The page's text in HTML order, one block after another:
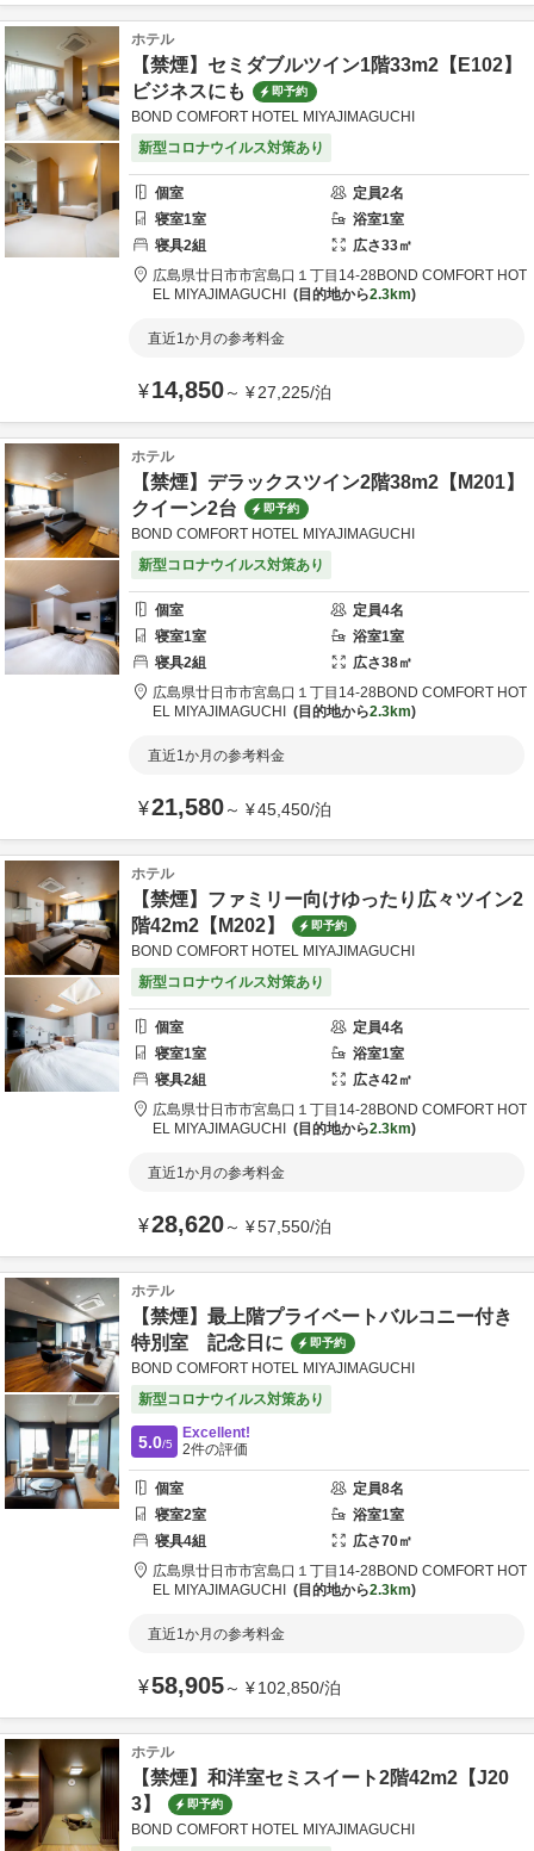
ホテル
【禁煙】セミダブルツイン1階33m2【E102】
ビジネスにも
即予約
BOND COMFORT HOTEL MIYAJIMAGUCHI
新型コロナウイルス対策あり
個室 定員2名
寝室1室 浴室1室
寝具2組 広さ33㎡
広島県廿日市市宮島口１丁目14-28BOND COMFORT HOT
EL MIYAJIMAGUCHI
目的地から2.3km
直近1か月の参考料金
¥14,850～ ¥27,225/泊
ホテル
【禁煙】デラックスツイン2階38m2【M201】
クイーン2台
即予約
BOND COMFORT HOTEL MIYAJIMAGUCHI
新型コロナウイルス対策あり
個室 定員4名
寝室1室 浴室1室
寝具2組 広さ38㎡
広島県廿日市市宮島口１丁目14-28BOND COMFORT HOT
EL MIYAJIMAGUCHI
目的地から2.3km
直近1か月の参考料金
¥21,580～ ¥45,450/泊
ホテル
【禁煙】ファミリー向けゆったり広々ツイン2
階42m2【M202】
即予約
BOND COMFORT HOTEL MIYAJIMAGUCHI
新型コロナウイルス対策あり
個室 定員4名
寝室1室 浴室1室
寝具2組 広さ42㎡
広島県廿日市市宮島口１丁目14-28BOND COMFORT HOT
EL MIYAJIMAGUCHI
目的地から2.3km
直近1か月の参考料金
¥28,620～ ¥57,550/泊
ホテル
【禁煙】最上階プライベートバルコニー付き
特別室 記念日に
即予約
BOND COMFORT HOTEL MIYAJIMAGUCHI
新型コロナウイルス対策あり
5.0/5
Excellent!
2件の評価
個室 定員8名
寝室2室 浴室1室
寝具4組 広さ70㎡
広島県廿日市市宮島口１丁目14-28BOND COMFORT HOT
EL MIYAJIMAGUCHI
目的地から2.3km
直近1か月の参考料金
¥58,905～ ¥102,850/泊
ホテル
【禁煙】和洋室セミスイート2階42m2【J20
3】
即予約
BOND COMFORT HOTEL MIYAJIMAGUCHI